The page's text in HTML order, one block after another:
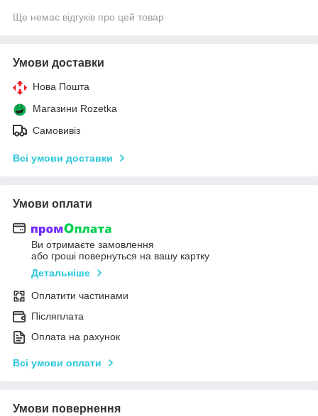
Ще немає відгуків про цей товар
Умови доставки
Нова Пошта
Магазини Rozetka
Самовивіз
Всі умови доставки
Умови оплати
Ви отримаєте замовлення
або гроші повернуться на вашу картку
Детальніше
Оплатити частинами
Післяплата
Оплата на рахунок
Всі умови оплати
Умови повернення